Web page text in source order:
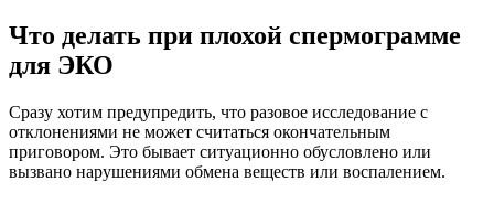
Что делать при плохой спермограмме
для ЭКО
Сразу хотим предупредить, что разовое исследование с
отклонениями не может считаться окончательным
приговором. Это бывает ситуационно обусловлено или
вызвано нарушениями обмена веществ или воспалением.